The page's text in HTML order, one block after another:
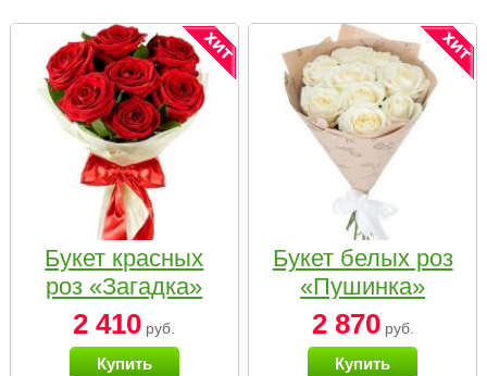
Букет красных
роз «Загадка»
2 410 руб.
Купить
Букет белых роз
«Пушинка»
2 870руб.
Купить